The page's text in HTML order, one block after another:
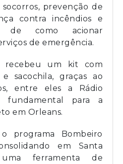
prevenção de
contra incêndios e
de como acionar
de emergência.
recebeu um kit com
sacochila, graças ao
entre eles a Rádio
fundamental para a
em Orleans.
programa Bombeiro
em Santa
ferramenta de